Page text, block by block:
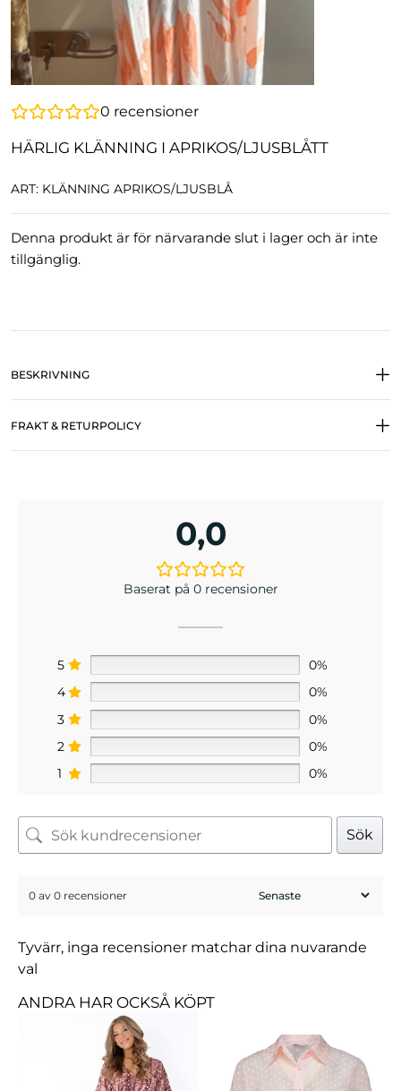
0 recensioner
HÄRLIG KLÄNNING I APRIKOS/LJUSBLÅTT
ART: KLÄNNING APRIKOS/LJUSBLÅ
Denna produkt är för närvarande slut i lager och är inte
tillgänglig.
BESKRIVNING
FRAKT & RETURPOLICY
0,0
Baserat på 0 recensioner
5
0%
4
0%
3
0%
2
0%
1
0%
Sök
0 av 0 recensioner
Tyvärr, inga recensioner matchar dina nuvarande
val
ANDRA HAR OCKSÅ KÖPT